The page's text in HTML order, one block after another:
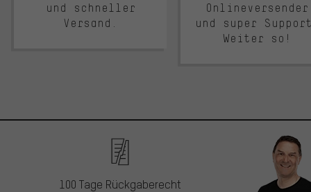
und schneller
Versand.
Onlineversender
und super
Weiter so!
100 Tage Rückgaberecht